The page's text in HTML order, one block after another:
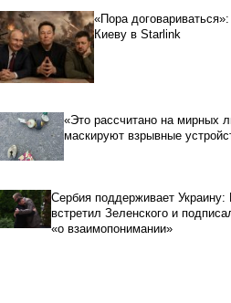
«Пора
Киеву в Starlink
«Это рассчитано на мирных
маскируют взрывные
Сербия поддерживает Украину:
встретил Зеленского и
«о взаимопонимании»